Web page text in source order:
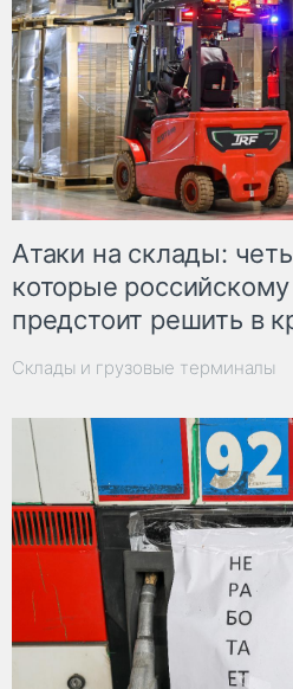
Атаки на склады:
которые
предстоит решить в
Склады и грузовые терминалы